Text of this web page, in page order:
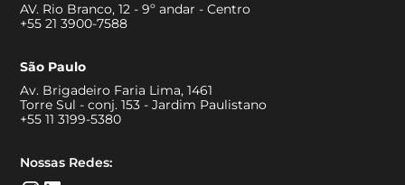
AV. Rio Branco, 12 - 9º andar - Centro
+55 21 3900-7588
São Paulo
Av. Brigadeiro Faria Lima, 1461
Torre Sul - conj. 153 - Jardim Paulistano
+55 11 3199-5380
Nossas Redes: